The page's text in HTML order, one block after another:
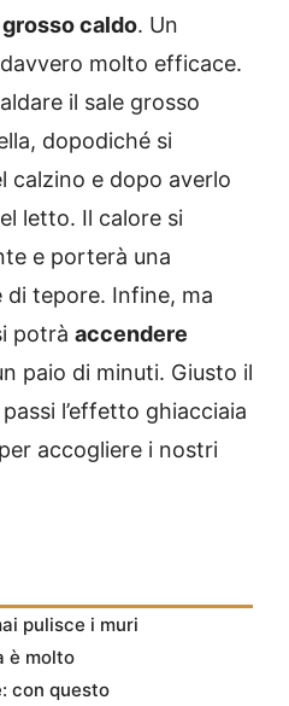
caldo. Un
molto efficace.
il sale grosso
dopodiché si
calzino e dopo averlo
letto. Il calore si
e porterà una
di tepore. Infine, ma
potrà accendere
paio di minuti. Giusto il
l’effetto ghiacciaia
accogliere i nostri
pulisce i muri
è molto
con questo